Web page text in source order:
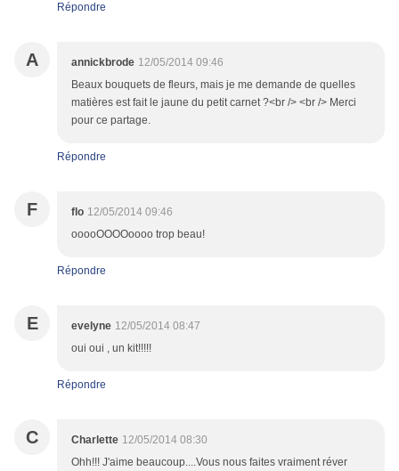
Répondre
A annickbrode 12/05/2014 09:46
Beaux bouquets de fleurs, mais je me demande de quelles
matières est fait le jaune du petit carnet ?<br /> <br /> Merci
pour ce partage.
Répondre
F flo 12/05/2014 09:46
ooooOOOOoooo trop beau!
Répondre
E evelyne 12/05/2014 08:47
oui oui , un kit!!!!!
Répondre
C Charlette 12/05/2014 08:30
Ohh!!! J'aime beaucoup....Vous nous faites vraiment réver